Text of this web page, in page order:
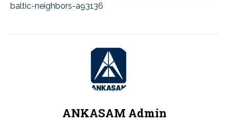
baltic-neighbors-a93136
ANKASAM Admin